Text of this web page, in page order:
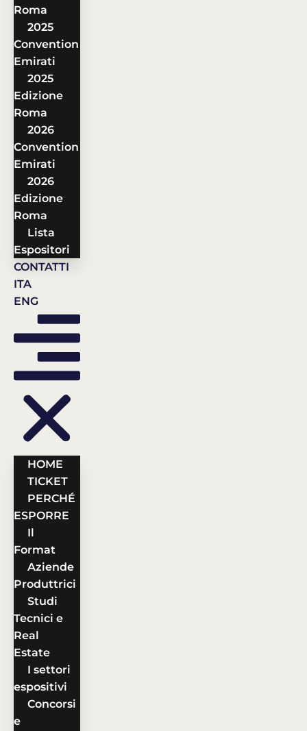
Roma
2025
Convention
Emirati
2025
Edizione
Roma
2026
Convention
Emirati
2026
Edizione
Roma
Lista
Espositori
CONTATTI
ITA
ENG
HOME
TICKET
PERCHÉ
ESPORRE
Il
Format
Aziende
Produttrici
Studi
Tecnici e
Real
Estate
I settori
espositivi
Concorsi
e